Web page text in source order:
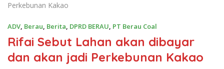
Perkebunan Kakao
ADV, Berau, Berita, DPRD BERAU, PT Berau Coal
Rifai Sebut Lahan akan dibayar
dan akan jadi Perkebunan Kakao